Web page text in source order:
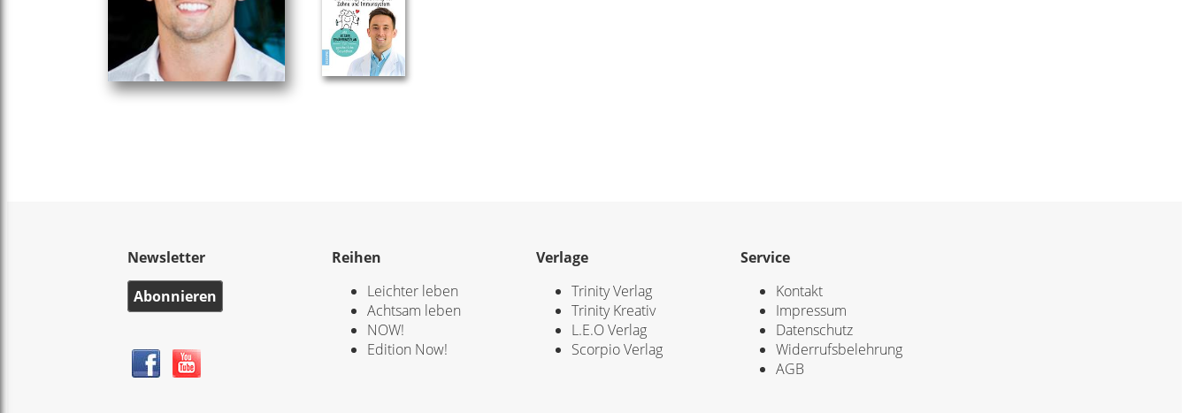
Newsletter
Abonnieren
Reihen
Leichter leben
Achtsam leben
NOW!
Edition Now!
Verlage
Trinity Verlag
Trinity Kreativ
L.E.O Verlag
Scorpio Verlag
Service
Kontakt
Impressum
Datenschutz
Widerrufsbelehrung
AGB